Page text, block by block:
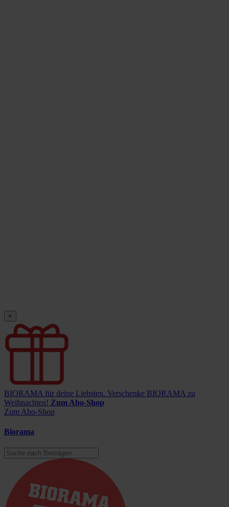
×
BIORAMA für deine Liebsten. Verschenke BIORAMA zu
Weihnachten! Zum Abo-Shop
Zum Abo-Shop
Biorama